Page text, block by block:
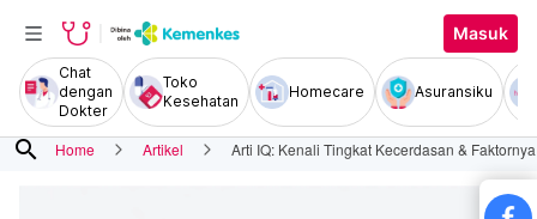
Masuk
Chat
dengan
Dokter
Toko
Kesehatan
Homecare Asuransiku
search Home Artikel Arti IQ: Kenali Tingkat Kecerdasan & Faktornya